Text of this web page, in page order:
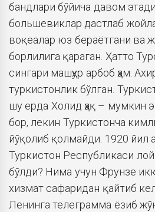
бандлари бўйича давом
большевиклар дастлаб
воқеалар юз бераётгани ва
борлилига қараган. Ҳатто
сингари машҳур арбоб ҳам.
туркистонлик бўлган.
шу ерда Холид ҳақ – мумкин
бор, лекин Туркистонча
йўқолиб қолмайди. 1920 йил
Туркистон Республикаси
бўлди? Нима учун Фрунзе
хизмат сафаридан қайтиб
Ленинга телеграмма ёзиб